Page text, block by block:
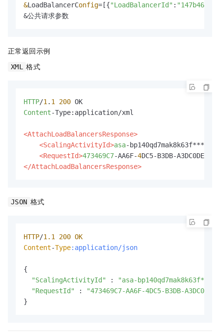
&LoadBalancerConfig= [{"LoadBalancerId" :
&公共请求参数
正常返回示例
XML 格式
HTTP/1 . 1 200
Content-Type:application/xml
<AttachLoadBalancersResponse>
<ScalingActivityId>asa-
<RequestId>473469C7-AA6F-4
</AttachLoadBalancersResponse>
JSON 格式
HTTP/1.1 200 OK
Content-Type:application/json
{
"ScalingActivityId"
:
"asa-bp140qd7mak8k63f****"
"RequestId"
:
"473469C7-AA6F-4DC5-B3DB-
}